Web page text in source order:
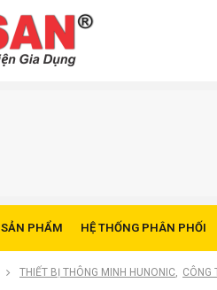
SẢN PHẨM HỆ THỐNG PHÂN PHỐI
THIẾT BỊ THÔNG MINH HUNONIC, CÔNG